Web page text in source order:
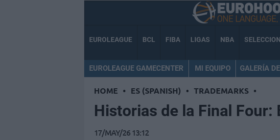
EUROLEAGUE BCL FIBA LIGAS NBA
EUROLEAGUE GAMECENTER MI EQUIPO GALERÍA
HOME • ES (SPANISH) • TRADEMARKS •
Historias de la Final Four:
17/MAY/26 13:12